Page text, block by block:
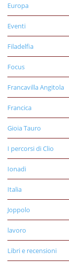
Europa
Eventi
Filadelfia
Focus
Francavilla Angitola
Francica
Gioia Tauro
I percorsi di Clio
Ionadi
Italia
Joppolo
lavoro
Libri e recensioni